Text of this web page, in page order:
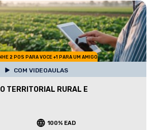
2 POS PARA VOCE +1 PARA UM AMIGO
COM VIDEOAULAS
TERRITORIAL RURAL E
100% EAD